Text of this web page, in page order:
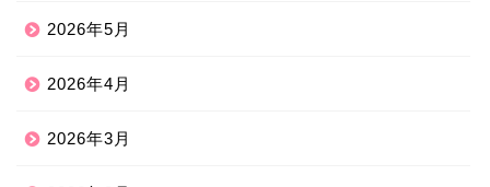
2026年5月
2026年4月
2026年3月